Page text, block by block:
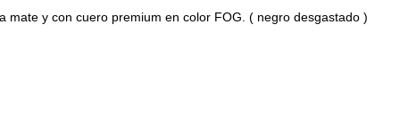
y con cuero premium en color FOG. ( negro desgastado )